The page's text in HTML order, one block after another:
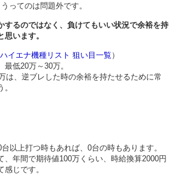
ってのは問題外です。
するのではなく、負けてもいい状況で余裕を持
います。
イエナ機種リスト 狙い目一覧 ）
低20万～30万。
は、逆ブレした時の余裕を持たせるために常
以上打つ時もあれば、0台の時もあります。
、年間で期待値100万くらい、時給換算2000円
じです。